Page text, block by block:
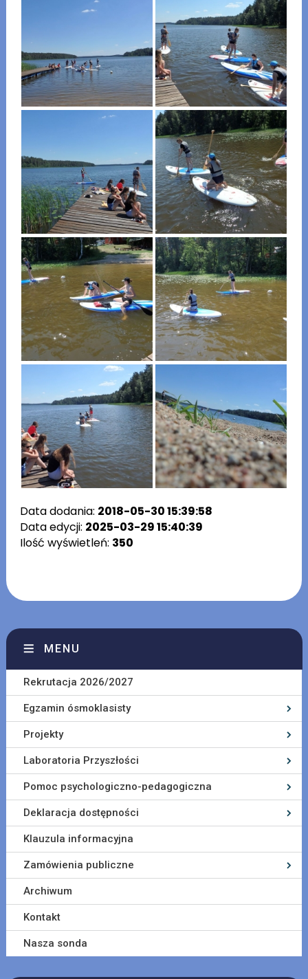
Data dodania: 2018-05-30 15:39:58
Data edycji: 2025-03-29 15:40:39
Ilość wyświetleń: 350
MENU
Rekrutacja 2026/2027
Egzamin ósmoklasisty
Projekty
Laboratoria Przyszłości
Pomoc psychologiczno-pedagogiczna
Deklaracja dostępności
Klauzula informacyjna
Zamówienia publiczne
Archiwum
Kontakt
Nasza sonda